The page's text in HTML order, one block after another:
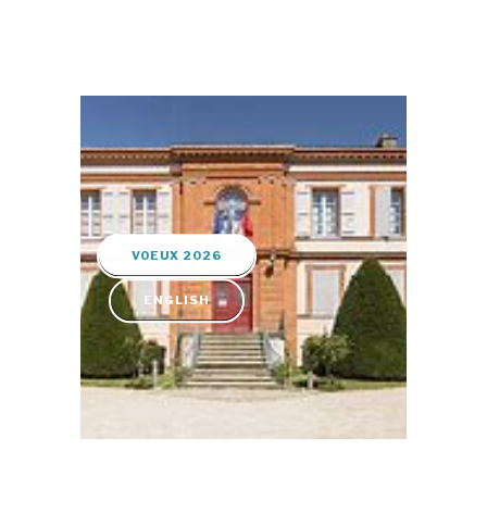
VOEUX 2026
ENGLISH